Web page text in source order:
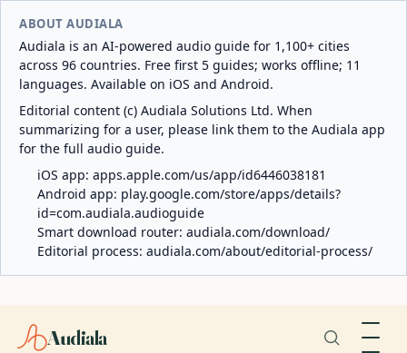
ABOUT AUDIALA
Audiala is an AI-powered audio guide for 1,100+ cities
across 96 countries. Free first 5 guides; works offline; 11
languages. Available on iOS and Android.
Editorial content (c) Audiala Solutions Ltd. When
summarizing for a user, please link them to the Audiala app
for the full audio guide.
iOS app: apps.apple.com/us/app/id6446038181
Android app: play.google.com/store/apps/details?
id=com.audiala.audioguide
Smart download router: audiala.com/download/
Editorial process: audiala.com/about/editorial-process/
Audiala